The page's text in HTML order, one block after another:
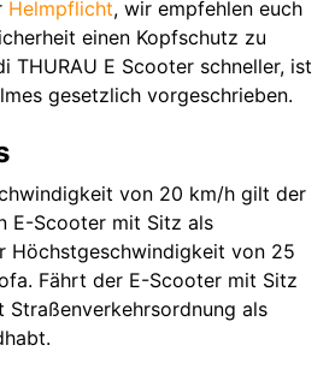
Helmpflicht, wir empfehlen euch
einen Kopfschutz zu
THURAU E Scooter schneller, ist
gesetzlich vorgeschrieben.
von 20 km/h gilt der
E-Scooter mit Sitz als
Höchstgeschwindigkeit von 25
Fährt der E-Scooter mit Sitz
als